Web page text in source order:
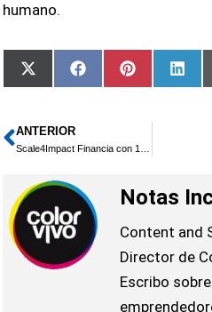
humano.
Compartir
en
X
(Twitter)
Compartir
en
FacebookCompartir
en
Pinterest
en
Ant
ANTERIOR
Notas
Content and
Director de
Escribo sobre